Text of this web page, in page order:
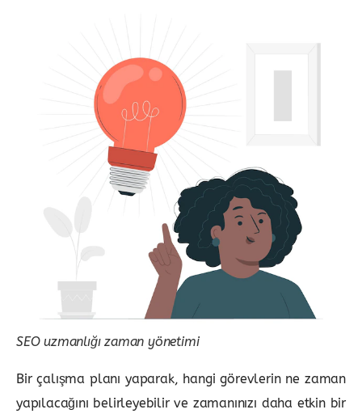
SEO uzmanlığı zaman yönetimi
Bir çalışma planı yaparak, hangi görevlerin ne zaman
yapılacağını belirleyebilir ve zamanınızı daha etkin bir